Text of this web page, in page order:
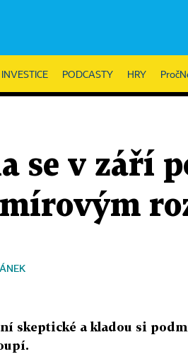
INVESTICE PODCASTY HRY
se v září
skeptické a kladou si